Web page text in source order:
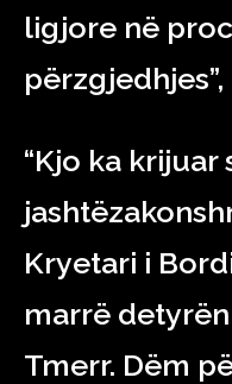
ligjore në
“Kjo ka krijuar
Kryetari i
marrë
Tmerr. Dëm